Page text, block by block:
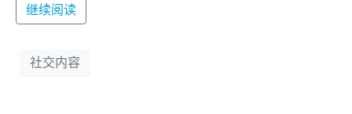
继续阅读
社交内容